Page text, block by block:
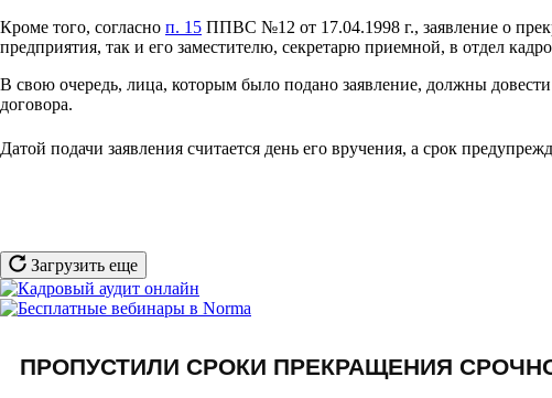
Кроме того, согласно п. 15 ППВС №12 от 17.04.1998 г., заявление о
предприятия, так и его заместителю, секретарю приемной, в отдел
В свою очередь, лица, которым было подано заявление, должны
договора.
Датой подачи заявления считается день его вручения, а срок
Загрузить еще
ПРОПУСТИЛИ СРОКИ ПРЕКРАЩЕНИЯ